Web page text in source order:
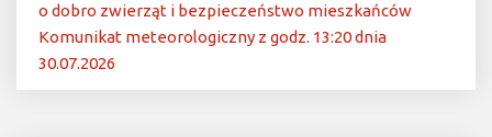
o dobro zwierząt i bezpieczeństwo mieszkańców
Komunikat meteorologiczny z godz. 13:20 dnia
30.07.2026